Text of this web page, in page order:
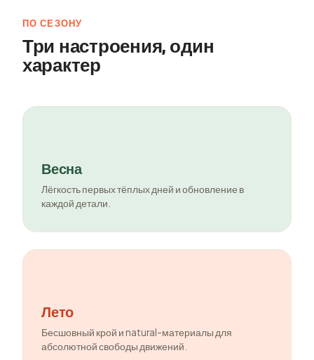
ПО СЕЗОНУ
Три настроения, один
характер
Весна
Лёгкость первых тёплых дней и обновление в
каждой детали.
Лето
Бесшовный крой и natural-материалы для
абсолютной свободы движений.